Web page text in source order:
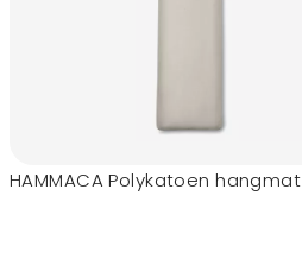
HAMMACA Polykatoen hangmat